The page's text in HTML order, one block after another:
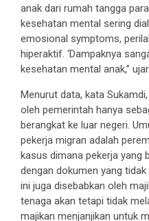
anak dari rumah tangga
kesehatan mental sering
emosional symptoms,
hiperaktif. ‘Dampaknya
kesehatan mental anak,”
Menurut data, kata
oleh pemerintah hanya
berangkat ke luar negeri.
pekerja migran adalah
kasus dimana pekerja yang
dengan dokumen yang
ini juga disebabkan oleh
tenaga akan tetapi tidak
majikan menjanjikan untuk